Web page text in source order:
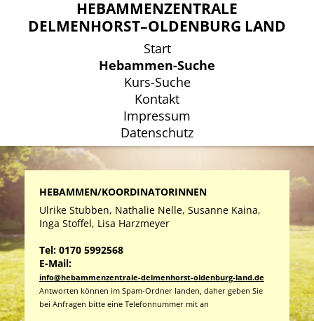
HEBAMMENZENTRALE
DELMENHORST–OLDENBURG LAND
Start
Hebammen-Suche
Kurs-Suche
Kontakt
Impressum
Datenschutz
HEBAMMENZENTRALE
DELMENHORST–OLDENBURG LAND
Start
Hebammen-Suche
Kurs-Suche
Kontakt
Impressum
Datenschutz
HEBAMMEN/KOORDINATORINNEN
Ulrike Stubben, Nathalie Nelle, Susanne Kaina,
Inga Stoffel, Lisa Harzmeyer
Tel: 0170 5992568
E-Mail:
info@hebammenzentrale-delmenhorst-oldenburg-land.de
Antworten können im Spam-Ordner landen, daher geben Sie
bei Anfragen bitte eine Telefonnummer mit an